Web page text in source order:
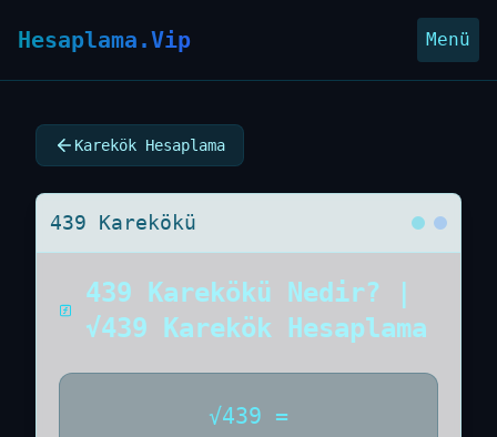
Hesaplama.Vip Menü
Karekök Hesaplama
439 Karekökü
439 Karekökü Nedir? |
√439 Karekök Hesaplama
√439 =